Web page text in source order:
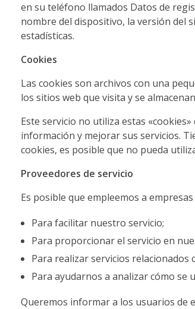
panel
panel
panel
panel
satın al
panel
panel
panel
panel
panel
panel
panel
en su teléfono llamados Datos de
nombre del dispositivo, la versión del
estadísticas.
Cookies
Las cookies son archivos con una
los sitios web que visita y se
Este servicio no utiliza estas
información y mejorar sus servicios.
cookies, es posible que no pueda
Proveedores de servicio
Es posible que empleemos a
Para facilitar nuestro servicio;
Para proporcionar el servicio en
Para realizar servicios relacionados
Para ayudarnos a analizar cómo se
Queremos informar a los usuarios de